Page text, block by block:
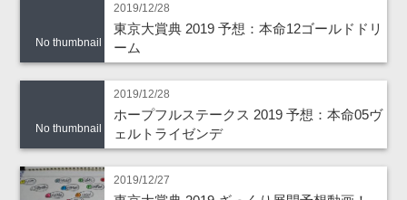
No thumbnail
2019/12/28
東京大賞典 2019 予想：本命12ゴールドドリ
ーム
No thumbnail
2019/12/28
ホープフルステークス 2019 予想：本命05ヴ
ェルトライゼンデ
2019/12/27